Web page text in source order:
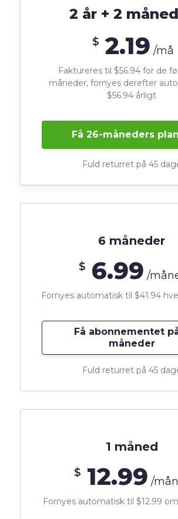
1 måned
$ 12.99 /
Fornyes automatisk til $12.99
2 år + 2
$ 2.19 /må
Faktureres til $56.94 for de
måneder, fornyes derefter
$56.94 årligt
Få 26-måneders
Fuld returret på 45
6 måneder
$ 6.99 /
Fornyes automatisk til $41.94
Få abonnementet
måneder
Fuld returret på 45